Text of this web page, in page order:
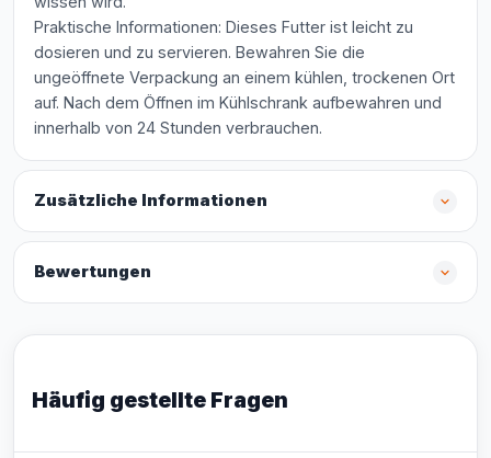
Praktische Informationen: Dieses Futter ist leicht zu
dosieren und zu servieren. Bewahren Sie die
ungeöffnete Verpackung an einem kühlen, trockenen Ort
auf. Nach dem Öffnen im Kühlschrank aufbewahren und
innerhalb von 24 Stunden verbrauchen.
Zusätzliche Informationen
Bewertungen
Häufig gestellte Fragen